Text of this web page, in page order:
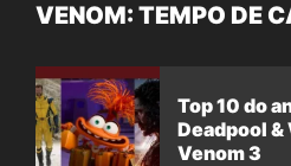
VENOM: TEMPO DE
Top 10 do
Deadpool
Venom 3